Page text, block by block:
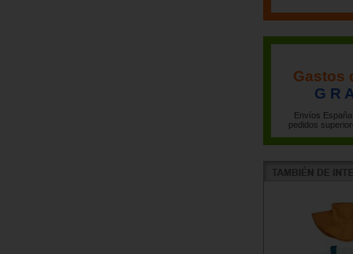
Gastos
G R
Envíos
pedidos